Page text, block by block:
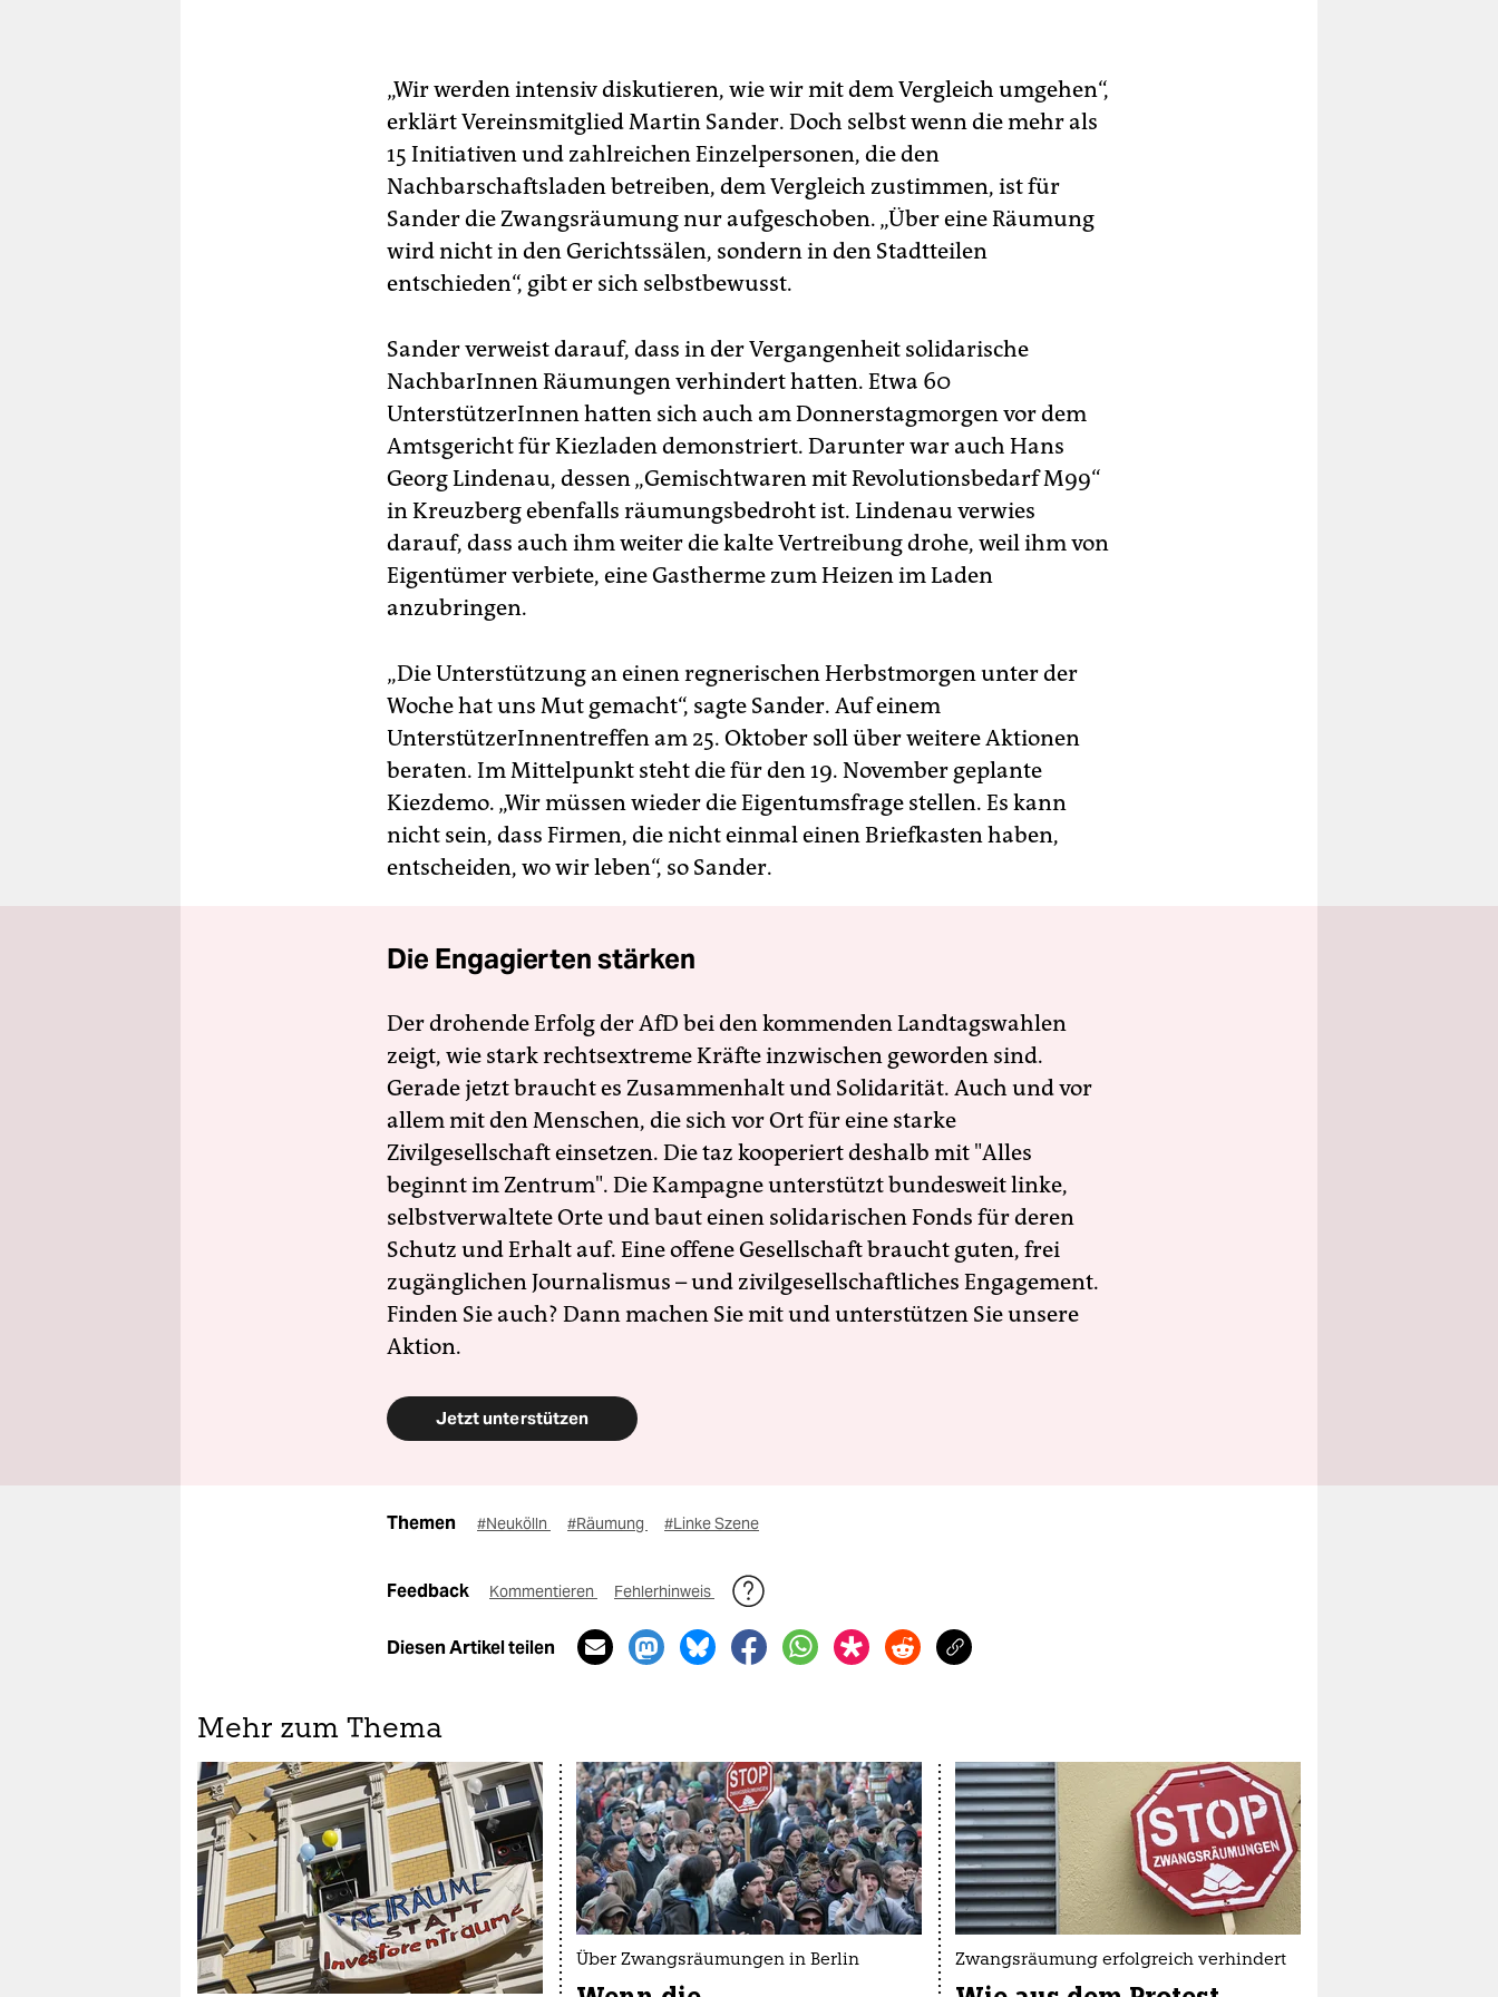
„Wir werden intensiv diskutieren, wie wir mit dem Vergleich umgehen“,
erklärt Vereinsmitglied Martin Sander. Doch selbst wenn die mehr als
15 Initiativen und zahlreichen Einzelpersonen, die den
Nachbarschaftsladen betreiben, dem Vergleich zustimmen, ist für
Sander die Zwangsräumung nur aufgeschoben. „Über eine Räumung
wird nicht in den Gerichtssälen, sondern in den Stadtteilen
entschieden“, gibt er sich selbstbewusst.
Sander verweist darauf, dass in der Vergangenheit solidarische
NachbarInnen Räumungen verhindert hatten. Etwa 60
UnterstützerInnen hatten sich auch am Donnerstagmorgen vor dem
Amtsgericht für Kiezladen demonstriert. Darunter war auch Hans
Georg Lindenau, dessen „Gemischtwaren mit Revolutionsbedarf M99“
in Kreuzberg ebenfalls räumungsbedroht ist. Lindenau verwies
darauf, dass auch ihm weiter die kalte Vertreibung drohe, weil ihm von
Eigentümer verbiete, eine Gastherme zum Heizen im Laden
anzubringen.
„Die Unterstützung an einen regnerischen Herbstmorgen unter der
Woche hat uns Mut gemacht“, sagte Sander. Auf einem
UnterstützerInnentreffen am 25. Oktober soll über weitere Aktionen
beraten. Im Mittelpunkt steht die für den 19. November geplante
Kiezdemo. „Wir müssen wieder die Eigentumsfrage stellen. Es kann
nicht sein, dass Firmen, die nicht einmal einen Briefkasten haben,
entscheiden, wo wir leben“, so Sander.
Die Engagierten stärken
Der drohende Erfolg der AfD bei den kommenden Landtagswahlen
zeigt, wie stark rechtsextreme Kräfte inzwischen geworden sind.
Gerade jetzt braucht es Zusammenhalt und Solidarität. Auch und vor
allem mit den Menschen, die sich vor Ort für eine starke
Zivilgesellschaft einsetzen. Die taz kooperiert deshalb mit "Alles
beginnt im Zentrum". Die Kampagne unterstützt bundesweit linke,
selbstverwaltete Orte und baut einen solidarischen Fonds für deren
Schutz und Erhalt auf. Eine offene Gesellschaft braucht guten, frei
zugänglichen Journalismus – und zivilgesellschaftliches Engagement.
Finden Sie auch? Dann machen Sie mit und unterstützen Sie unsere
Aktion.
Jetzt unterstützen
Themen #Neukölln #Räumung #Linke Szene
Feedback Kommentieren Fehlerhinweis
Diesen Artikel teilen
Mehr zum Thema
Über Zwangsräumungen in Berlin Zwangsräumung erfolgreich verhindert